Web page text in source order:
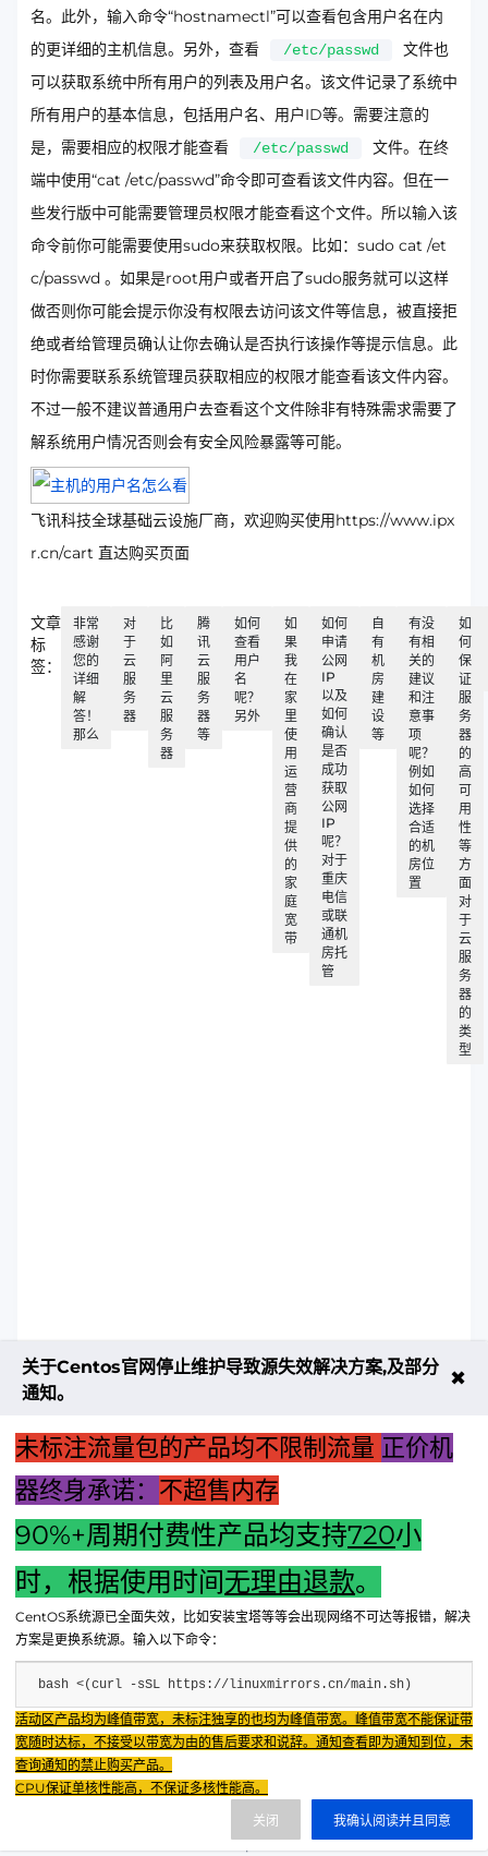
名。此外，输入命令“hostnamectl”可以查看包含用户名在内
的更详细的主机信息。另外，查看
/etc/passwd
文件也
可以获取系统中所有用户的列表及用户名。该文件记录了系统中
所有用户的基本信息，包括用户名、用户ID等。需要注意的
是，需要相应的权限才能查看
/etc/passwd
文件。在终
端中使用“cat /etc/passwd”命令即可查看该文件内容。但在一
些发行版中可能需要管理员权限才能查看这个文件。所以输入该
命令前你可能需要使用sudo来获取权限。比如：sudo cat /et
c/passwd 。如果是root用户或者开启了sudo服务就可以这样
做否则你可能会提示你没有权限去访问该文件等信息，被直接拒
绝或者给管理员确认让你去确认是否执行该操作等提示信息。此
时你需要联系系统管理员获取相应的权限才能查看该文件内容。
不过一般不建议普通用户去查看这个文件除非有特殊需求需要了
解系统用户情况否则会有安全风险暴露等可能。
飞讯科技全球基础云设施厂商，欢迎购买使用https://www.ipx
r.cn/cart 直达购买页面
文章
标
签：
非常
感谢
您的
详细
解
答！
那么
对
于
云
服
务
器
比
如
阿
里
云
服
务
器
腾
讯
云
服
务
器
等
如何
查看
用户
名
呢？
另外
如
果
我
在
家
里
使
用
运
营
商
提
供
的
家
庭
宽
带
如何
申请
公网
IP
以及
如何
确认
是否
成功
获取
公网
IP
呢？
对于
重庆
电信
或联
通机
房托
管
自
有
机
房
建
设
等
有没
有相
关的
建议
和注
意事
项
呢？
例如
如何
选择
合适
的机
房位
置
如
何
保
证
服
务
器
的
高
可
用
性
等
方
面
对
于
云
服
务
器
的
类
型
上一篇：电脑主机风扇故障引发高温危机：原因解析与解决策
下一篇：华为摄像头主机全方位控制指南：从基础操作到高级
功能应用
Fenxun Tech 飞讯科技旗下云平台，相关服务主体：
重庆飞讯科技有限公司|中国电信股份有限公司荣昌分公司 提供网络服务 |
重庆飞讯科技有限公司|酷盾 提供CDN服务
渝ICP备2024034038号-1
渝公网安备50022602000851号
渝ICP证2024034038号 |
|
关于Centos官网停止维护导致源失效解决方案,及部分
通知。
✖
未标注流量包的产品均不限制流量 正价机
器终身承诺： 不超售内存
90%+周期付费性产品均支持720小
时，根据使用时间无理由退款。
CentOS系统源已全面失效，比如安装宝塔等等会出现网络不可达等报错，解决
方案是更换系统源。输入以下命令：
bash <(curl -sSL https://linuxmirrors.cn/main.sh)
活动区产品均为峰值带宽，未标注独享的也均为峰值带宽。峰值带宽不能保证带
宽随时达标，不接受以带宽为由的售后要求和说辞。通知查看即为通知到位，未
查询通知的禁止购买产品。
CPU保证单核性能高，不保证多核性能高。
我确认阅读并且同意
关闭